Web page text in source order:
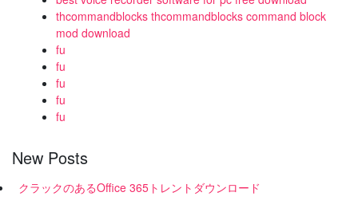
thcommandblocks thcommandblocks command block
mod download
fu
fu
fu
fu
fu
New Posts
クラックのあるOffice 365トレントダウンロード